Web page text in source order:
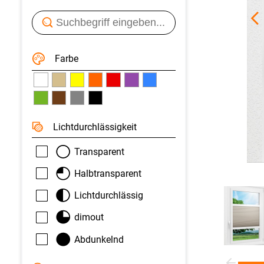
Farbe
Licht­durchlässigkeit
Transparent
Halbtransparent
Lichtdurchlässig
dimout
Abdunkelnd